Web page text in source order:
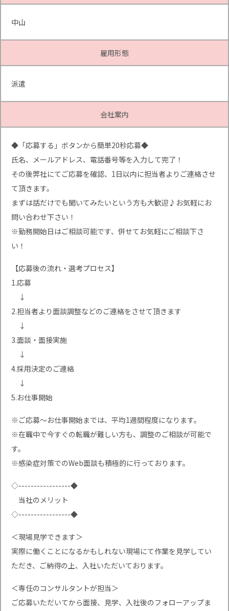
中山
雇用形態
派遣
会社案内
◆「応募する」ボタンから簡単20秒応募◆
氏名、メールアドレス、電話番号等を入力して完了！
その後弊社にてご応募を確認、1日以内に担当者よりご連絡させ
て頂きます。
まずは話だけでも聞いてみたいという方も大歓迎♪お気軽にお
問い合わせ下さい！
※勤務開始日はご相談可能です、併せてお気軽にご相談下さ
い！
【応募後の流れ・選考プロセス】
1.応募
↓
2.担当者より面談調整などのご連絡をさせて頂きます
↓
3.面談・面接実施
↓
4.採用決定のご連絡
↓
5.お仕事開始
※ご応募〜お仕事開始までは、平均1週間程度になります。
※在職中で今すぐの転職が難しい方も、調整のご相談が可能で
す。
※感染症対策でのWeb面談も積極的に行っております。
◇-----------------◆
当社のメリット
◇-----------------◆
＜現場見学できます＞
実際に働くことになるかもしれない現場にて作業を見学してい
ただき、ご納得の上、入社いただいております。
＜専任のコンサルタントが担当＞
ご応募いただいてから面接、見学、入社後のフォローアップま